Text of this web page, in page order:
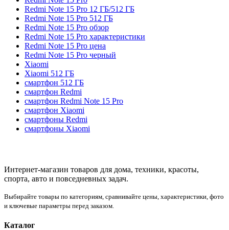
Redmi Note 15 Pro 12 ГБ/512 ГБ
Redmi Note 15 Pro 512 ГБ
Redmi Note 15 Pro обзор
Redmi Note 15 Pro характеристики
Redmi Note 15 Pro цена
Redmi Note 15 Pro черный
Xiaomi
Xiaomi 512 ГБ
смартфон 512 ГБ
смартфон Redmi
смартфон Redmi Note 15 Pro
смартфон Xiaomi
смартфоны Redmi
смартфоны Xiaomi
Интернет-магазин товаров для дома, техники, красоты,
спорта, авто и повседневных задач.
Выбирайте товары по категориям, сравнивайте цены, характеристики, фото
и ключевые параметры перед заказом.
Каталог